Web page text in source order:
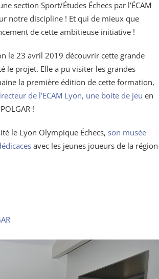
section Sport/Études Échecs par l’ÉCAM
notre discipline ! Et qui de mieux que
de cette ambitieuse initiative !
le 23 avril 2019 découvrir cette grande
le projet. Elle a pu visiter les grandes
la première édition de cette formation,
de l’ECAM Lyon, une boite de jeu en
!
le Lyon Olympique Échecs, son musée
avec les jeunes joueurs de la région